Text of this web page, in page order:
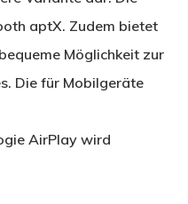
aptX. Zudem bietet
Möglichkeit zur
Die für Mobilgeräte
AirPlay wird